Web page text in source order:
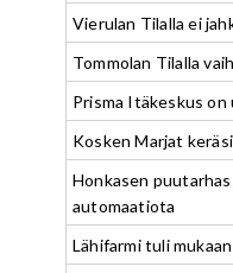
Vierulan Tilalla ei
Tommolan Tilalla
Prisma Itäkeskus
Kosken Marjat
Honkasen
automaatiota
Lähifarmi tuli